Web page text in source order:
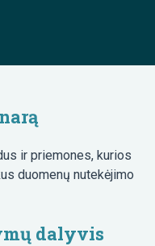
ir priemones, kurios
duomenų nutekėjimo
dalyvis